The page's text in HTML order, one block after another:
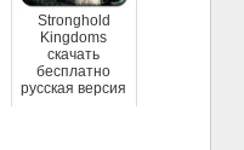
Stronghold
Kingdoms
скачать
бесплатно
русская версия